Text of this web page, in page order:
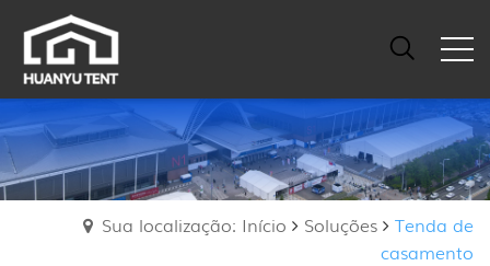
Sua localização: Início Soluções
Tenda de
casamento